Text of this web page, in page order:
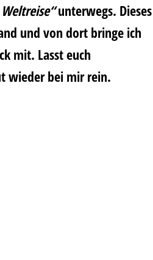
unterwegs. Dieses
und von dort bringe ich
mit. Lasst euch
wieder bei mir rein.